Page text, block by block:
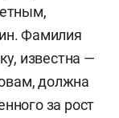
Фамилия
известна —
должна
за рост